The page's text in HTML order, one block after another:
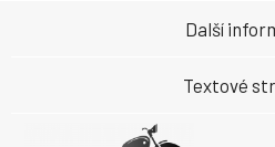
Další
Textové